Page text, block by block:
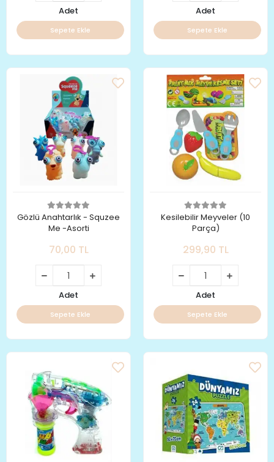
Adet
Sepete Ekle
Adet
Sepete Ekle
Gözlü Anahtarlık - Squzee
Me -Asorti
70,00 TL
Adet
Sepete Ekle
Kesilebilir Meyveler (10
Parça)
299,90 TL
Adet
Sepete Ekle